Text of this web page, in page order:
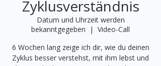
Zyklusverständnis
Datum und Uhrzeit werden
bekanntgegeben
  |
Video-Call
6 Wochen lang zeige ich dir, wie du deinen
Zyklus besser verstehst, mit ihm lebst und